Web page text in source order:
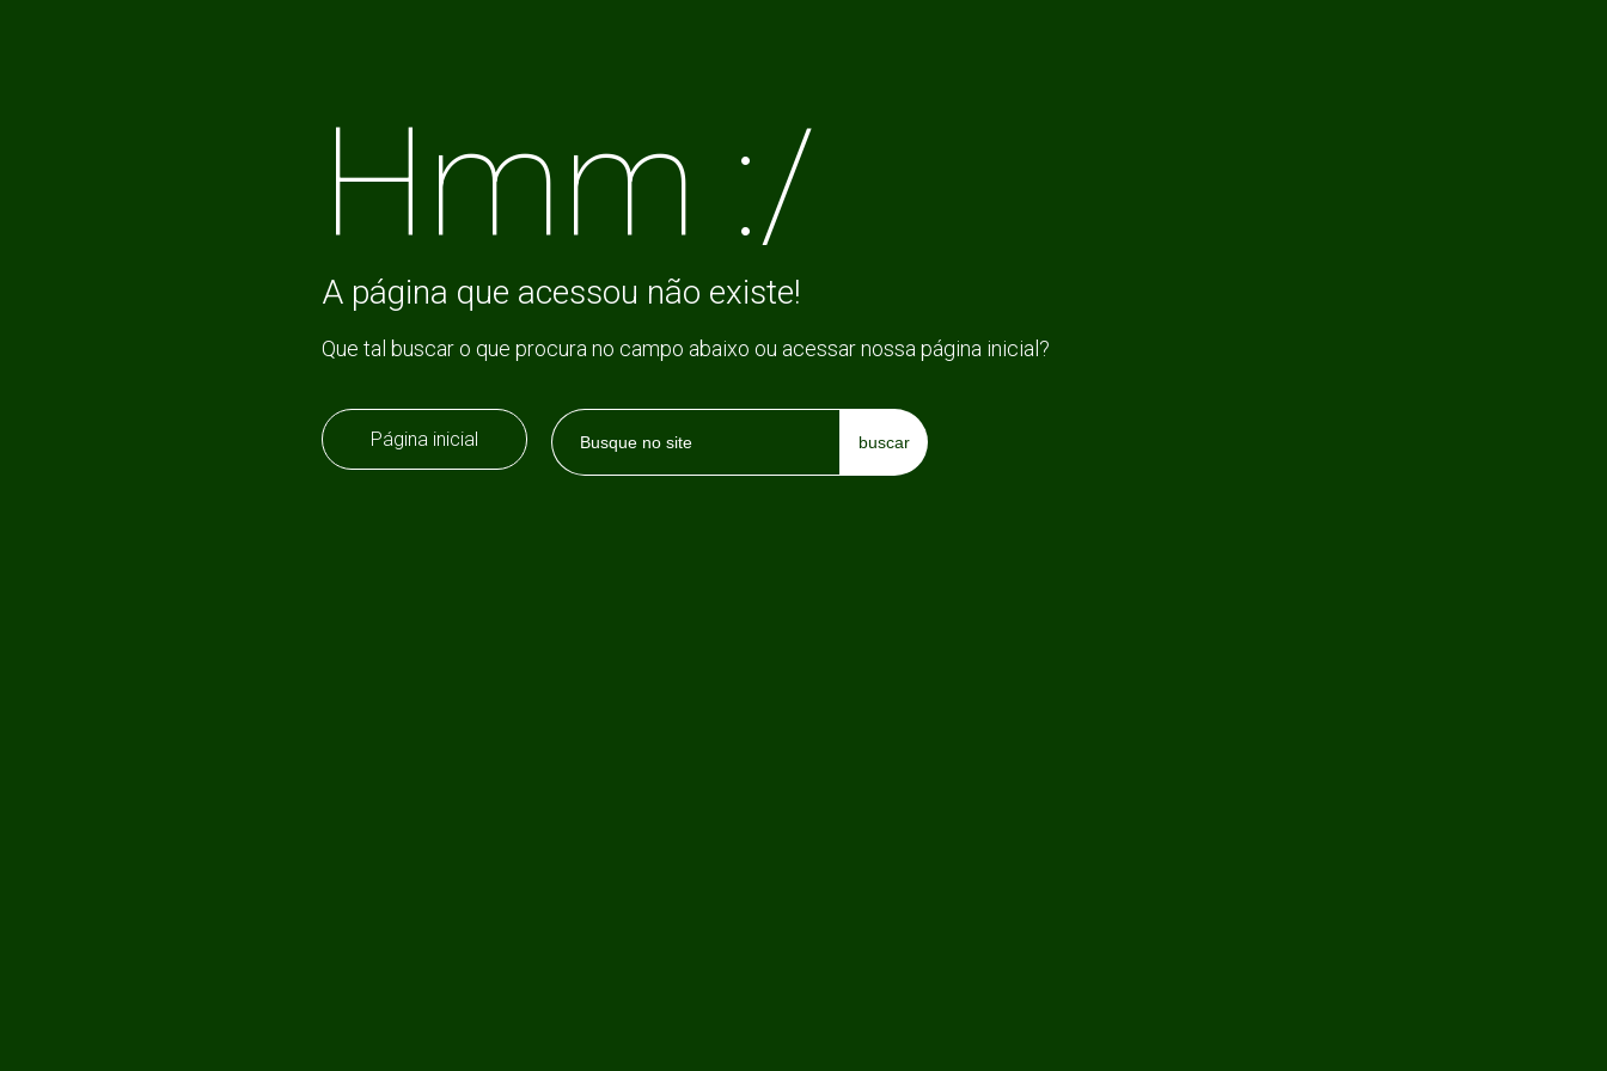
Hmm :/
A página que acessou não existe!
Que tal buscar o que procura no campo abaixo ou acessar nossa página inicial?
Página inicial